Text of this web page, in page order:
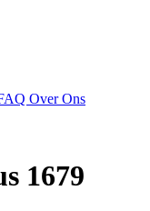
Over Ons
1679